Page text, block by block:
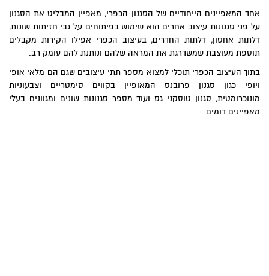
המאפיינים הייחודיים של הסגנון הכפרי, מאפיין המבליט את הסגנון
פני סגנונות עיצוב אחרים הוא שימוש בפיתוחים על גבי חזיתות שונות,
אחסון, דלתות החדרים, בעיצוב הכפרי אפילו הקירות מקבלים
מעוצבת שמשדרגת את המראה שלהם ונותנת להם עומק רב.
העיצוב הכפרי תוכלי למצוא מספר תתי עיצובים שגם הם מלאי אופי
כגון סגנון פרובנס המאופיין בקווים סימטריים וצבעוניות
סגנון טוסקני גס ועוד מספר סגנונות שונים ומגוונים בעלי
דומים.